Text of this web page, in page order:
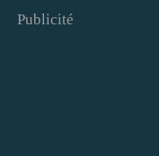
Publicité